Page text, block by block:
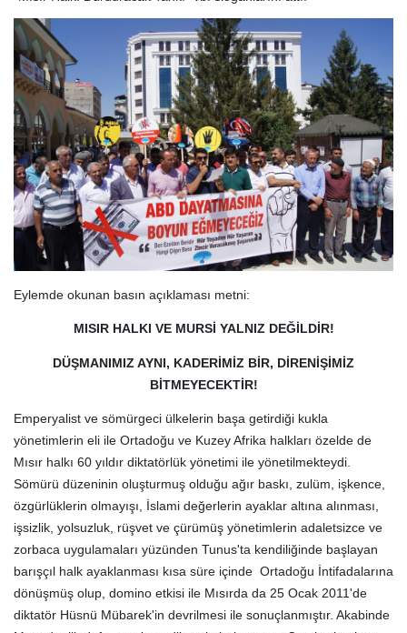
Eylemde okunan basın açıklaması metni:
MISIR HALKI VE MURSİ YALNIZ DEĞİLDİR!
DÜŞMANIMIZ AYNI, KADERİMİZ BİR, DİRENİŞİMİZ
BİTMEYECEKTİR!
Emperyalist ve sömürgeci ülkelerin başa getirdiği kukla
yönetimlerin eli ile Ortadoğu ve Kuzey Afrika halkları özelde de
Mısır halkı 60 yıldır diktatörlük yönetimi ile yönetilmekteydi.
Sömürü düzeninin oluşturmuş olduğu ağır baskı, zulüm, işkence,
özgürlüklerin olmayışı, İslami değerlerin ayaklar altına alınması,
işsizlik, yolsuzluk, rüşvet ve çürümüş yönetimlerin adaletsizce ve
zorbaca uygulamaları yüzünden Tunus'ta kendiliğinde başlayan
barışçıl halk ayaklanması kısa süre içinde Ortadoğu İntifadalarına
dönüşmüş olup, domino etkisi ile Mısırda da 25 Ocak 2011'de
diktatör Hüsnü Mübarek'in devrilmesi ile sonuçlanmıştır. Akabinde